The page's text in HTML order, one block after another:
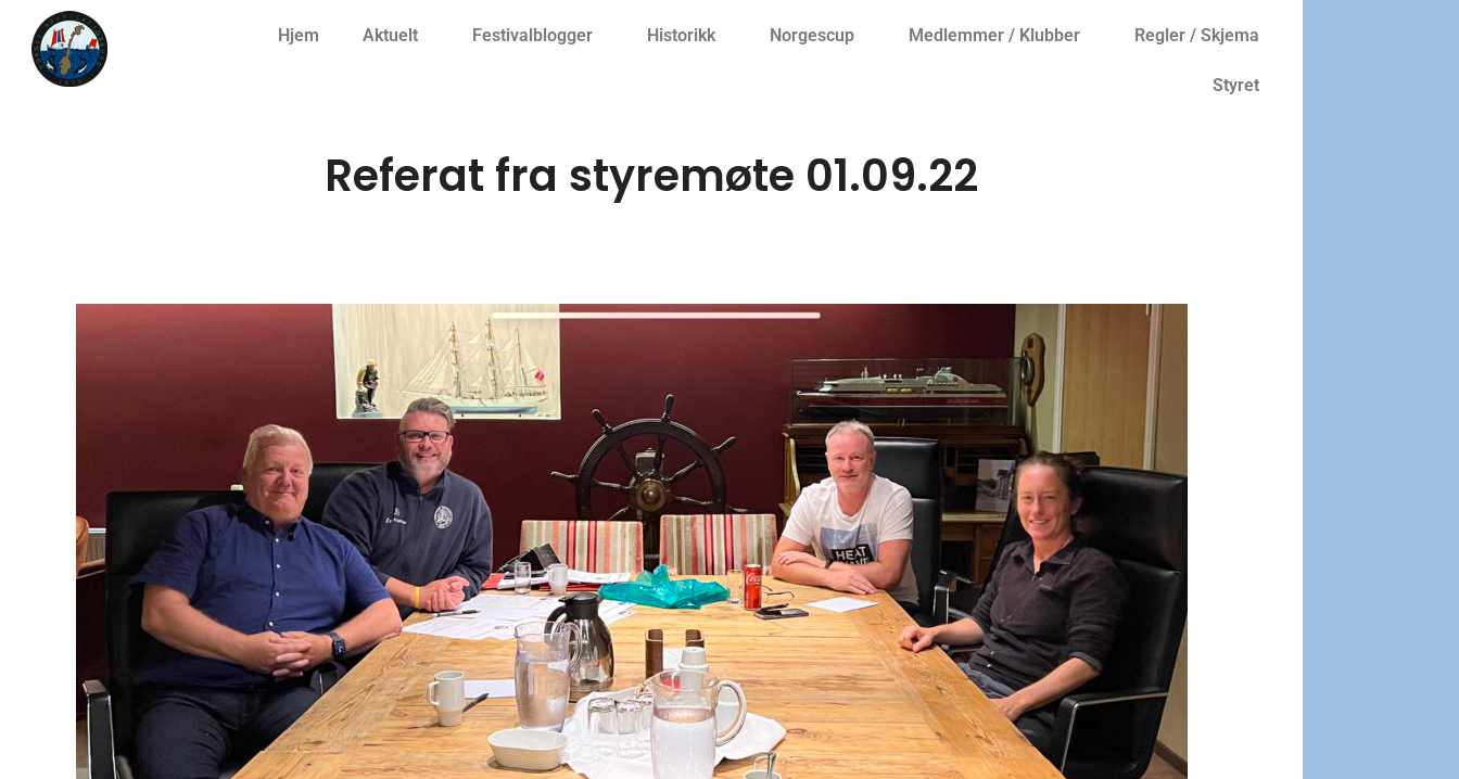
Hjem Aktuelt Festivalblogger Historikk Norgescup Medlemmer / Klubber Regler / Skjema
Styret
Referat fra styremøte 01.09.22